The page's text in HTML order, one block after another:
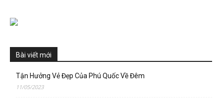
Bài viết mới
Tận Hưởng Vẻ Đẹp Của Phú Quốc Về Đêm
11/05/2023